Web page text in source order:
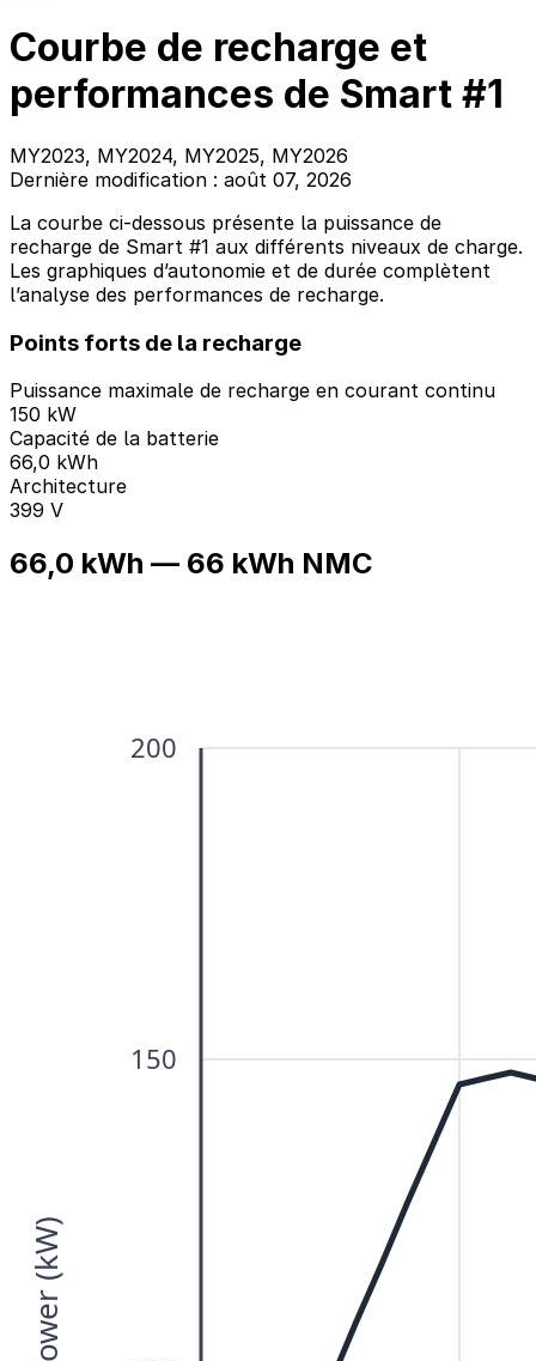
Courbe de recharge et
performances de Smart #1
MY2023, MY2024, MY2025, MY2026
Dernière modification : août 07, 2026
La courbe ci-dessous présente la puissance de
recharge de Smart #1 aux différents niveaux de charge.
Les graphiques d’autonomie et de durée complètent
l’analyse des performances de recharge.
Points forts de la recharge
Puissance maximale de recharge en courant continu
150 kW
Capacité de la batterie
66,0 kWh
Architecture
399 V
66,0 kWh — 66 kWh NMC